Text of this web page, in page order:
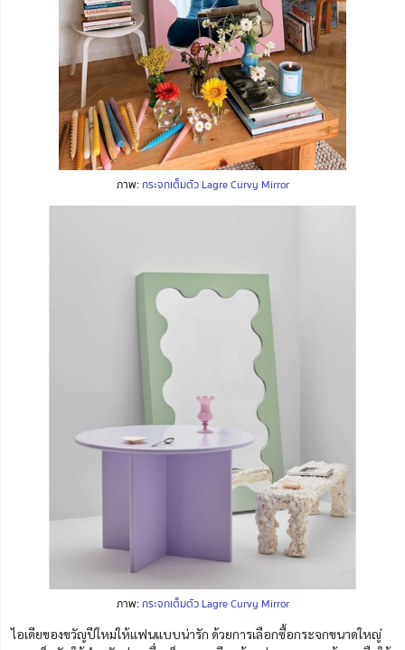
ภาพ:กระจกเต็มตัว Lagre Curvy Mirror
ภาพ:กระจกเต็มตัว Lagre Curvy Mirror
ไอเดียของขวัญปีใหม่ให้แฟนแบบน่ารัก ด้วยการเลือกซื้อกระจกขนาดใหญ่